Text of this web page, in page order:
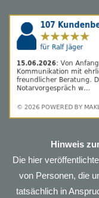
Hinweis
Die hier
von Personen, die
tatsächlich in